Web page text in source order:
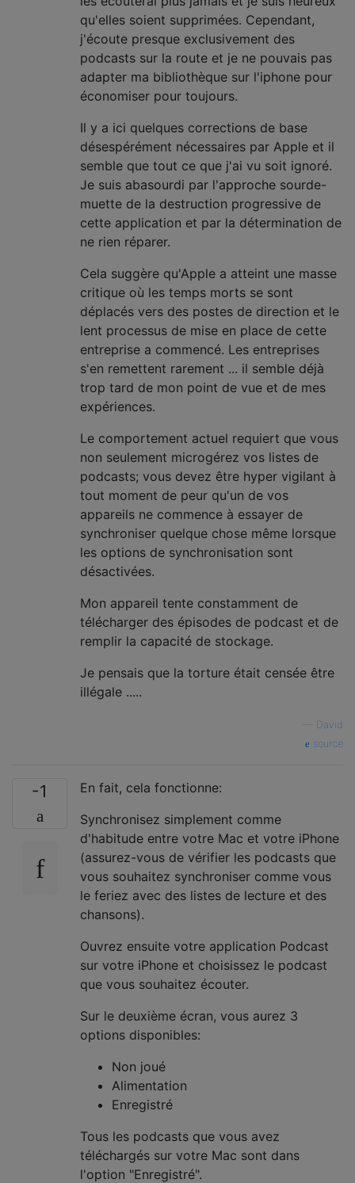
qu'elles soient supprimées. Cependant,
j'écoute presque exclusivement des
podcasts sur la route et je ne pouvais pas
adapter ma bibliothèque sur l'iphone pour
économiser pour toujours.
Il y a ici quelques corrections de base
désespérément nécessaires par Apple et il
semble que tout ce que j'ai vu soit ignoré.
Je suis abasourdi par l'approche sourde-
muette de la destruction progressive de
cette application et par la détermination de
ne rien réparer.
Cela suggère qu'Apple a atteint une masse
critique où les temps morts se sont
déplacés vers des postes de direction et le
lent processus de mise en place de cette
entreprise a commencé. Les entreprises
s'en remettent rarement ... il semble déjà
trop tard de mon point de vue et de mes
expériences.
Le comportement actuel requiert que vous
non seulement microgérez vos listes de
podcasts; vous devez être hyper vigilant à
tout moment de peur qu'un de vos
appareils ne commence à essayer de
synchroniser quelque chose même lorsque
les options de synchronisation sont
désactivées.
Mon appareil tente constamment de
télécharger des épisodes de podcast et de
remplir la capacité de stockage.
Je pensais que la torture était censée être
illégale .....
David
source
-1
En fait, cela fonctionne:
Synchronisez simplement comme
d'habitude entre votre Mac et votre iPhone
(assurez-vous de vérifier les podcasts que
vous souhaitez synchroniser comme vous
le feriez avec des listes de lecture et des
chansons).
Ouvrez ensuite votre application Podcast
sur votre iPhone et choisissez le podcast
que vous souhaitez écouter.
Sur le deuxième écran, vous aurez 3
options disponibles:
Non joué
Alimentation
Enregistré
Tous les podcasts que vous avez
téléchargés sur votre Mac sont dans
l'option "Enregistré".